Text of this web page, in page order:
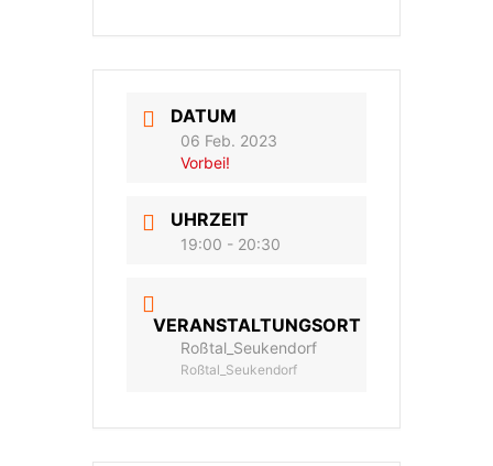
DATUM
06 Feb. 2023
Vorbei!
UHRZEIT
19:00 - 20:30
VERANSTALTUNGSORT
Roßtal_Seukendorf
Roßtal_Seukendorf